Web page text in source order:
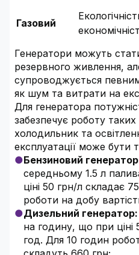
Газовий
Генератори можуть
резервного живлення,
супроводжується
як шум та витрати на
Для генератора
забезпечує роботу
холодильник та
експлуатації може бути
Бензиновий
середньому 1.5 л
ціні 50 грн/л складає
роботи на добу
Дизельний генератор:
на годину, що при ціні
год. Для 10 годин